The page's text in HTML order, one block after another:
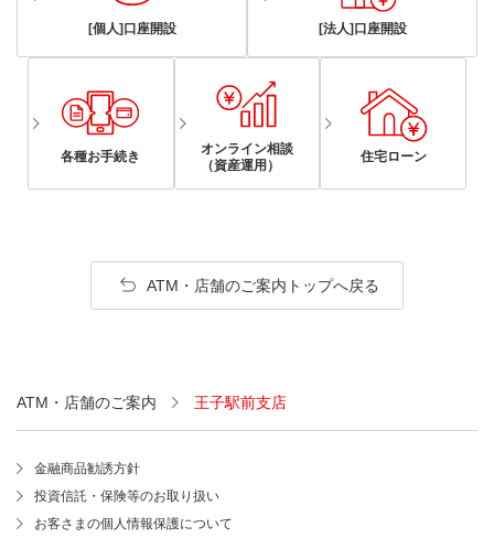
[個人]口座開設 [法人]口座開設
各種お手続き
オンライン相談
（資産運用）
住宅ローン
ATM・店舗のご案内トップへ戻る
ATM・店舗のご案内 王子駅前支店
金融商品勧誘方針
投資信託・保険等のお取り扱い
お客さまの個人情報保護について